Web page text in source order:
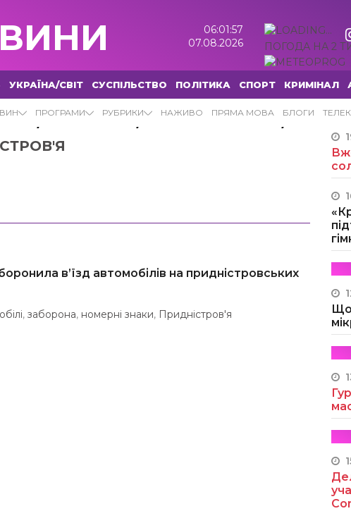
06:01:58
07.08.2026
ПОГОДА НА 2
УКРАЇНА/СВІТ СУСПІЛЬСТВО ПОЛІТИКА СПОРТ КРИМІНАЛ
ПРОГРАМИ РУБРИКИ НАЖИВО ПРЯМА МОВА БЛОГИ
,ЗАБОРОНА,НОМЕРНІ ЗНАКИ ,
в’їзд автомобілів на придністровських
,заборона, номерні знаки, Придністров'я
Що